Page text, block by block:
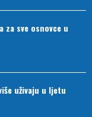
za sve osnovce u
uživaju u ljetu